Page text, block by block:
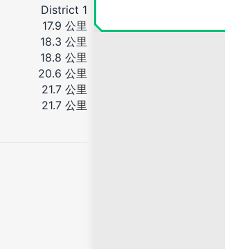
District 1
17.9 公里
18.3 公里
18.8 公里
20.6 公里
21.7 公里
21.7 公里